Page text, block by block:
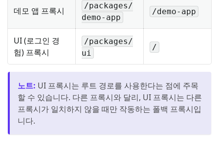
데모 앱 프록시
/packages/
demo-app
/demo-app
UI (로그인 경
험) 프록시
/packages/
ui
/
노트: UI 프록시는 루트 경로를 사용한다는 점에 주목
할 수 있습니다. 다른 프록시와 달리, UI 프록시는 다른
프록시가 일치하지 않을 때만 작동하는 폴백 프록시입
니다.